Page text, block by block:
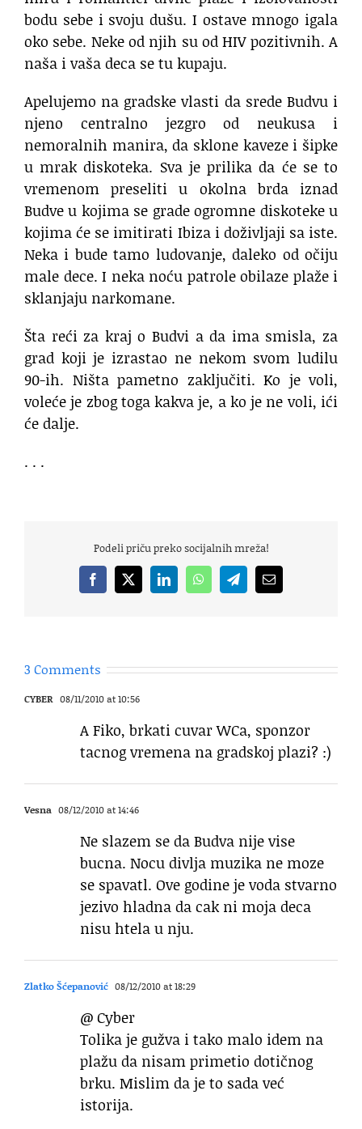
bodu sebe i svoju dušu. I ostave mnogo igala
oko sebe. Neke od njih su od HIV pozitivnih. A
naša i vaša deca se tu kupaju.
Apelujemo na gradske vlasti da srede Budvu i
njeno centralno jezgro od neukusa i
nemoralnih manira, da sklone kaveze i šipke
u mrak diskoteka. Sva je prilika da će se to
vremenom preseliti u okolna brda iznad
Budve u kojima se grade ogromne diskoteke u
kojima će se imitirati Ibiza i doživljaji sa iste.
Neka i bude tamo ludovanje, daleko od očiju
male dece. I neka noću patrole obilaze plaže i
sklanjaju narkomane.
Šta reći za kraj o Budvi a da ima smisla, za
grad koji je izrastao ne nekom svom ludilu
90-ih. Ništa pametno zaključiti. Ko je voli,
voleće je zbog toga kakva je, a ko je ne voli, ići
će dalje.
. . .
Podeli priču preko socijalnih mreža!
Facebook
X LinkedInWhatsAppTelegramEmail
3 Comments
CYBER 08/11/2010 at 10:56
A Fiko, brkati cuvar WCa, sponzor
tacnog vremena na gradskoj plazi? :)
Vesna 08/12/2010 at 14:46
Ne slazem se da Budva nije vise
bucna. Nocu divlja muzika ne moze
se spavatl. Ove godine je voda stvarno
jezivo hladna da cak ni moja deca
nisu htela u nju.
Zlatko Šćepanović 08/12/2010 at 18:29
@ Cyber
Tolika je gužva i tako malo idem na
plažu da nisam primetio dotičnog
brku. Mislim da je to sada već
istorija.